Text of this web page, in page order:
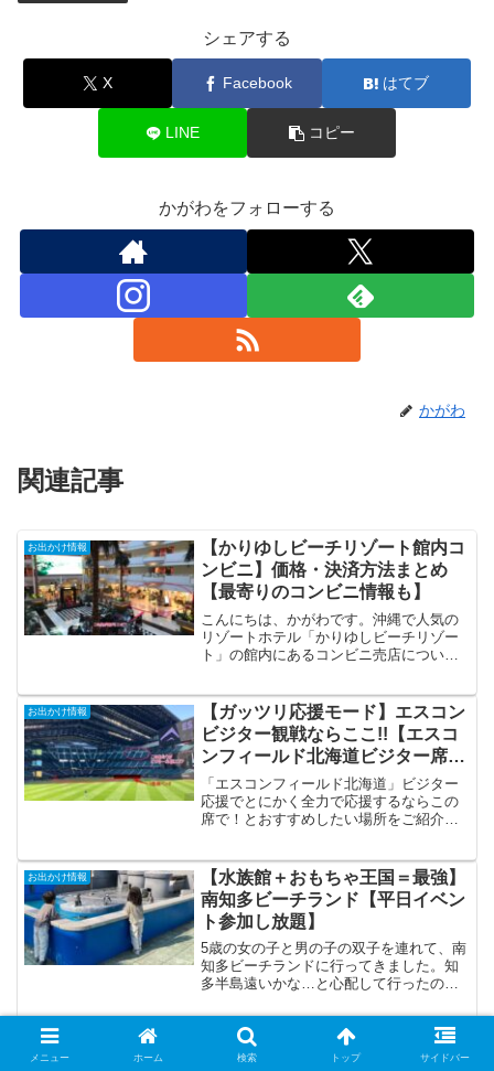
シェアする
X Facebook はてブ
LINE コピー
かがわをフォローする
かがわ
関連記事
お出かけ情報
【かりゆしビーチリゾート館内コ
ンビニ】価格・決済方法まとめ
【最寄りのコンビニ情報も】
こんにちは、かがわです。沖縄で人気の
リゾートホテル「かりゆしビーチリゾー
ト」の館内にあるコンビニ売店について
こちらの記事にもまとめています⇩⇩こど
もと行くなら！各...
お出かけ情報
【ガッツリ応援モード】エスコン
ビジター観戦ならここ!!【エスコ
ンフィールド北海道ビジター席現
地画像付き解説】
「エスコンフィールド北海道」ビジター
応援でとにかく全力で応援するならこの
席で！とおすすめしたい場所をご紹介い
部とその周辺になります。
お出かけ情報
【水族館＋おもちゃ王国＝最強】
南知多ビーチランド【平日イベン
ト参加し放題】
5歳の女の子と男の子の双子を連れて、南
知多ビーチランドに行ってきました。知
多半島遠いかな…と心配して行ったので
王国の組み合わせは唯一無二です。未就
学児連れなら平日最強、土日でも十分楽
しめる施設だと思います。
お出かけ情報
【美ら海水族館】カフェ「オーシ
ャンブルー」で泳ぐ魚たちを眺め
メニュー ホーム 検索 トップ サイドバー